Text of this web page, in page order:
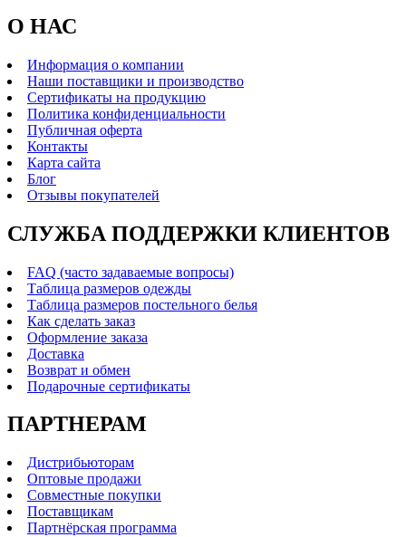
О НАС
Информация о компании
Наши поставщики и производство
Сертификаты на продукцию
Политика конфиденциальности
Публичная оферта
Контакты
Карта сайта
Блог
Отзывы покупателей
СЛУЖБА ПОДДЕРЖКИ КЛИЕНТОВ
FAQ (часто задаваемые вопросы)
Таблица размеров одежды
Таблица размеров постельного белья
Как сделать заказ
Оформление заказа
Доставка
Возврат и обмен
Подарочные сертификаты
ПАРТНЕРАМ
Дистрибьюторам
Оптовые продажи
Совместные покупки
Поставщикам
Партнёрская программа